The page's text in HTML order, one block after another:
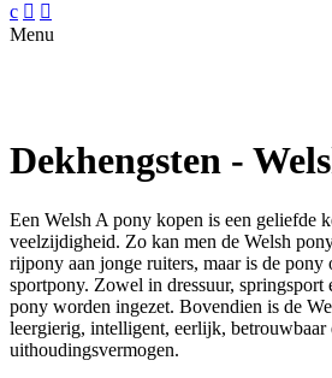
c  
Menu
Dekhengsten -
Een Welsh A pony kopen is een geliefde
veelzijdigheid. Zo kan men de Welsh
rijpony aan jonge ruiters, maar is de pony
sportpony. Zowel in dressuur, springsport
pony worden ingezet. Bovendien is de
leergierig, intelligent, eerlijk, betrouwbaar
uithoudingsvermogen.